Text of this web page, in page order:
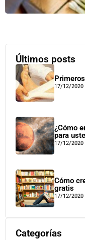
Últimos posts
17/12/2020
¿Cómo
para
17/12/2020
Cómo
gratis
17/12/2020
Categorías